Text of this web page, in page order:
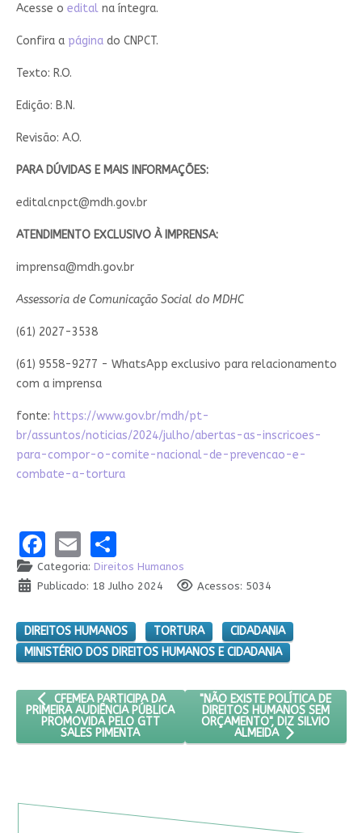
Acesse o editalna íntegra.
Confira a páginado CNPCT.
Texto: R.O.
Edição: B.N.
Revisão: A.O.
PARA DÚVIDAS E MAIS INFORMAÇÕES:
editalcnpct@mdh.gov.br
ATENDIMENTO EXCLUSIVO À IMPRENSA:
imprensa@mdh.gov.br
Assessoria de Comunicação Social do MDHC
(61) 2027-3538
(61) 9558-9277 - WhatsApp exclusivo para relacionamento
com a imprensa
fonte: https://www.gov.br/mdh/pt-
br/assuntos/noticias/2024/julho/abertas-as-inscricoes-
para-compor-o-comite-nacional-de-prevencao-e-
combate-a-tortura
Facebook
EmailShare
Categoria: Direitos Humanos
Publicado: 18 Julho 2024
Acessos: 5034
DIREITOS HUMANOS TORTURA
CIDADANIA
MINISTÉRIO DOS DIREITOS HUMANOS E CIDADANIA
ARTIGO ANTERIOR: CFEMEA PARTICIPA DA PRIMEIRA
CFEMEA PARTICIPA DA
PRIMEIRA AUDIÊNCIA PÚBLICA
PROMOVIDA PELO GTT
SALES PIMENTA
PRÓXIMO ARTIGO: "NÃO
"NÃO EXISTE POLÍTICA DE
DIREITOS HUMANOS SEM
ORÇAMENTO", DIZ SILVIO
ALMEIDA